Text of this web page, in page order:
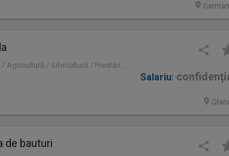
Olanda | Administrativ / Logistică / Agricultură / Silvicultură / Prestări servicii / Producție /
Salariu:
de bauturi